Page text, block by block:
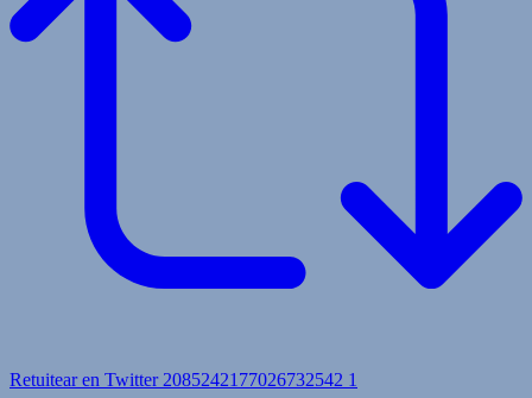
Retuitear en Twitter 2085242177026732542 1